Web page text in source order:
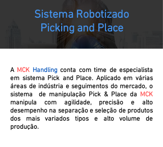
Sistema Robotizado
Picking and Place
A MCK Handlingconta com time de especialista
em sistema Pick and Place. Aplicado em várias
áreas de indústria e seguimentos do mercado, o
sistema de manipulação Pick & Place da MCK
manipula com agilidade, precisão e alto
desempenho na separação e seleção de produtos
dos mais variados tipos e alto volume de
produção.